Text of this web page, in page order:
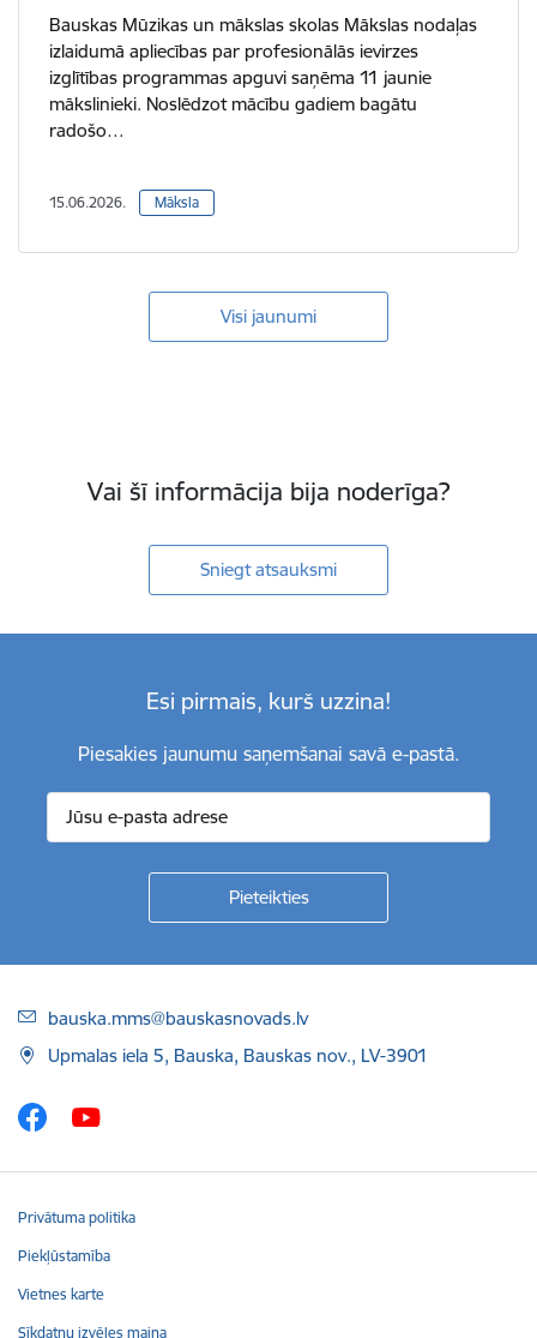
Bauskas Mūzikas un mākslas skolas Mākslas nodaļas
izlaidumā apliecības par profesionālās ievirzes
izglītības programmas apguvi saņēma 11 jaunie
mākslinieki. Noslēdzot mācību gadiem bagātu
radošo…
15.06.2026. Māksla
Visi jaunumi
Vai šī informācija bija noderīga?
Sniegt atsauksmi
Esi pirmais, kurš uzzina!
Piesakies jaunumu saņemšanai savā e-pastā.
bauska.mms@bauskasnovads.lv
Upmalas iela 5, Bauska, Bauskas nov., LV-3901
Privātuma politika
Piekļūstamība
Vietnes karte
Sīkdatņu izvēles maiņa